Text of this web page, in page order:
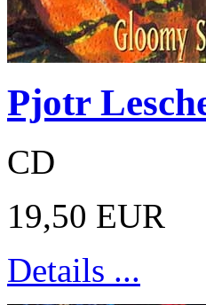
Pjotr
CD
19,50 EUR
Details ...